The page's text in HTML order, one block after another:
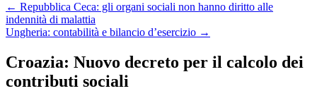
← Repubblica Ceca: gli organi sociali non hanno diritto alle
indennità di malattia
Ungheria: contabilità e bilancio d’esercizio →
Croazia: Nuovo decreto per il calcolo dei
contributi sociali